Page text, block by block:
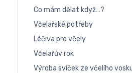
Co mám dělat když…?
Včelařské potřeby
Léčiva pro včely
Včelařův rok
Výroba svíček ze včelího